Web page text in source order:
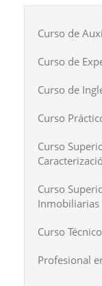
Curso de
Curso de
Curso de
Curso
Curso
Curso
Inmobiliarias
Curso
Profesional